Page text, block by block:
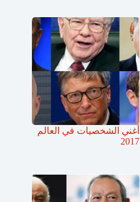
أغني الشخصيات في العالم
2017